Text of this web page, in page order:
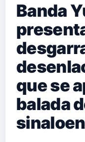
Banda
que se
balada